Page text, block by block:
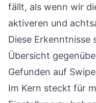
fällt, als wenn wir
aktiveren und
Diese Erkenntnisse
Übersicht
Gefunden auf
Im Kern steckt für